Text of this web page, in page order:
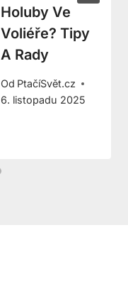
Holuby Ve
Voliéře? Tipy
A Rady
Od PtačíSvět.cz
6. listopadu 2025